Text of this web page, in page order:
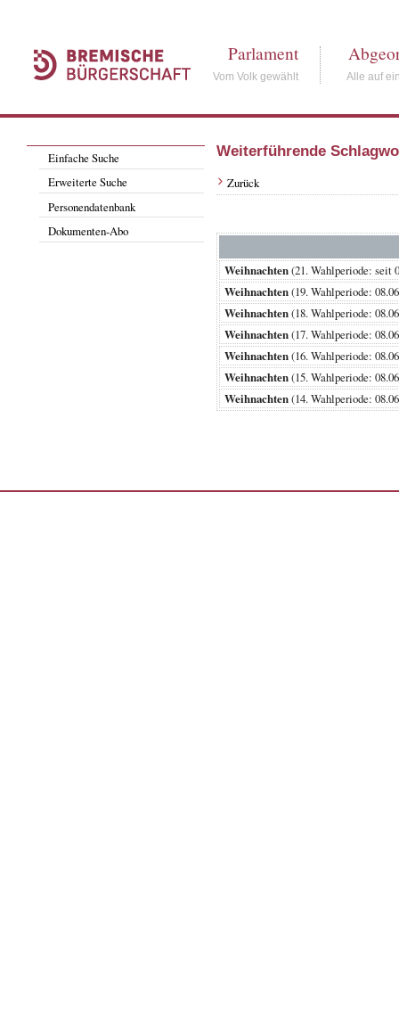
Parlament
Vom Volk gewählt Alle auf
Einfache Suche
Erweiterte Suche
Personendatenbank
Dokumenten-Abo
Weiterführende
Zurück
Weihnachten(21. Wahlperiode:
Weihnachten(19. Wahlperiode:
Weihnachten(18. Wahlperiode:
Weihnachten(17. Wahlperiode:
Weihnachten(16. Wahlperiode:
Weihnachten(15. Wahlperiode:
Weihnachten(14. Wahlperiode: